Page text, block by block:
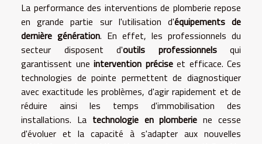
La performance des interventions de plomberie repose
en grande partie sur l'utilisation d'équipements de
dernière génération. En effet, les professionnels du
secteur disposent d'outils professionnelsqui
garantissent une intervention préciseet efficace. Ces
technologies de pointe permettent de diagnostiquer
avec exactitude les problèmes, d'agir rapidement et de
réduire ainsi les temps d'immobilisation des
installations. La technologie en plomberie ne cesse
d'évoluer et la capacité à s'adapter aux nouvelles